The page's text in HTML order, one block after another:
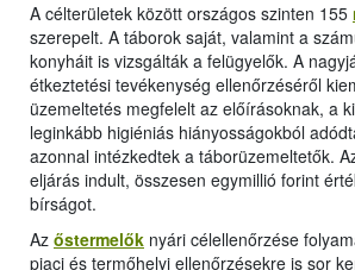
A célterületek között országos szinten 155
szerepelt. A táborok saját, valamint a
konyháit is vizsgálták a felügyelők. A
étkeztetési tevékenység ellenőrzéséről
üzemeltetés megfelelt az előírásoknak, a
leginkább higiéniás hiányosságokból
azonnal intézkedtek a táborüzemeltetők.
eljárás indult, összesen egymillió forint
bírságot.
Az őstermelők nyári célellenőrzése
piaci és termőhelyi ellenőrzésekre is sor